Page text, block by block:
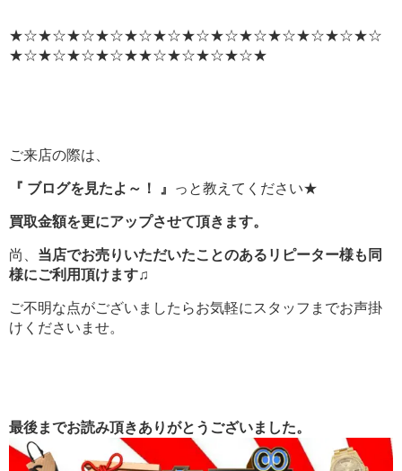
★☆★☆★☆★☆★☆★☆★☆★☆★☆★☆★☆★☆★☆
★☆★☆★☆★☆★★☆★☆★☆★☆★
ご来店の際は、
『 ブログを見たよ～！ 』 っと教えてください★
買取金額を更にアップさせて頂きます。
尚、 当店でお売りいただいたことのあるリピーター様も同
様にご利用頂けます♫
ご不明な点がございましたらお気軽にスタッフまでお声掛
けくださいませ。
最後までお読み頂きありがとうございました。